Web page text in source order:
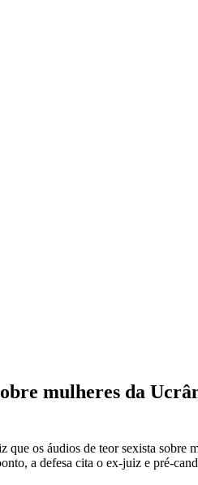
mulheres da
os áudios de teor sexista
a defesa cita o ex-juiz e pré-